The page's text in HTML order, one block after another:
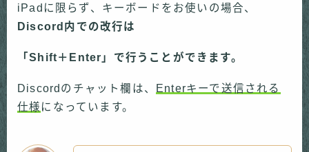
iPadに限らず、キーボードをお使いの場合、
Discord内での改行は
「Shift＋Enter」で行うことができます。
Discordのチャット欄は、
Enterキーで送信される
仕様 になっています。